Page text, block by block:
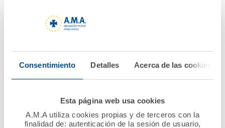
Consentimiento Detalles Acerca de las cookies
Esta página web usa cookies
A.M.A utiliza cookies propias y de terceros con la
finalidad de: autenticación de la sesión de usuario,
colaboración entre
A.M.A. y el Colegio de
Ver noticia
60.000 euros